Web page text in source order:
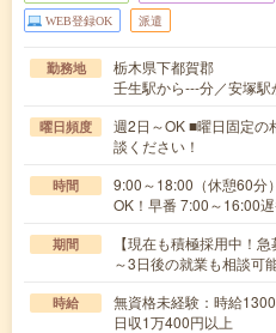
WEB登録OK 派遣
勤務地
栃木県下都賀郡
壬生駅から---分／安塚
曜日頻度
週2日～OK ■曜日固定の
談ください！
時間
9:00～18:00（休憩60分
OK！早番 7:00～16:00
期間
【現在も積極採用中！
～3日後の就業も相談可
時給
無資格未経験：時給
日収1万400円以上